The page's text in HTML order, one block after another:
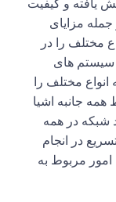
یافته و کیفیت
مزایای
مختلف را در
سیستم های
مختلف را
همه جانبه اشیا
شبکهدر همه
در انجام
مربوط به